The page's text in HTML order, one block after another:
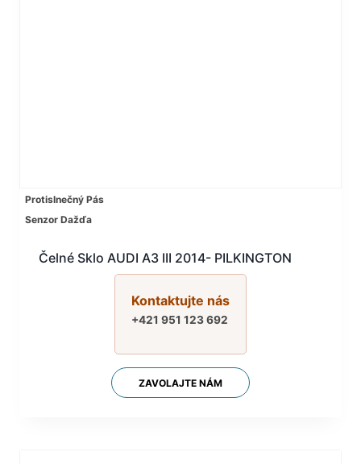
Protislnečný Pás
Senzor Dažďa
Čelné Sklo AUDI A3 III 2014- PILKINGTON
Kontaktujte nás
+421 951 123 692
ZAVOLAJTE NÁM